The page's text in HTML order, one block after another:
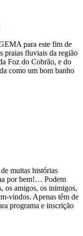
para este fim de
praias fluviais da região
Foz do Cobrão, e do
como um bom banho
muitas histórias
por bem!… Podem
os amigos, os inimigos,
vindos. Apenas têm de
programa e inscrição